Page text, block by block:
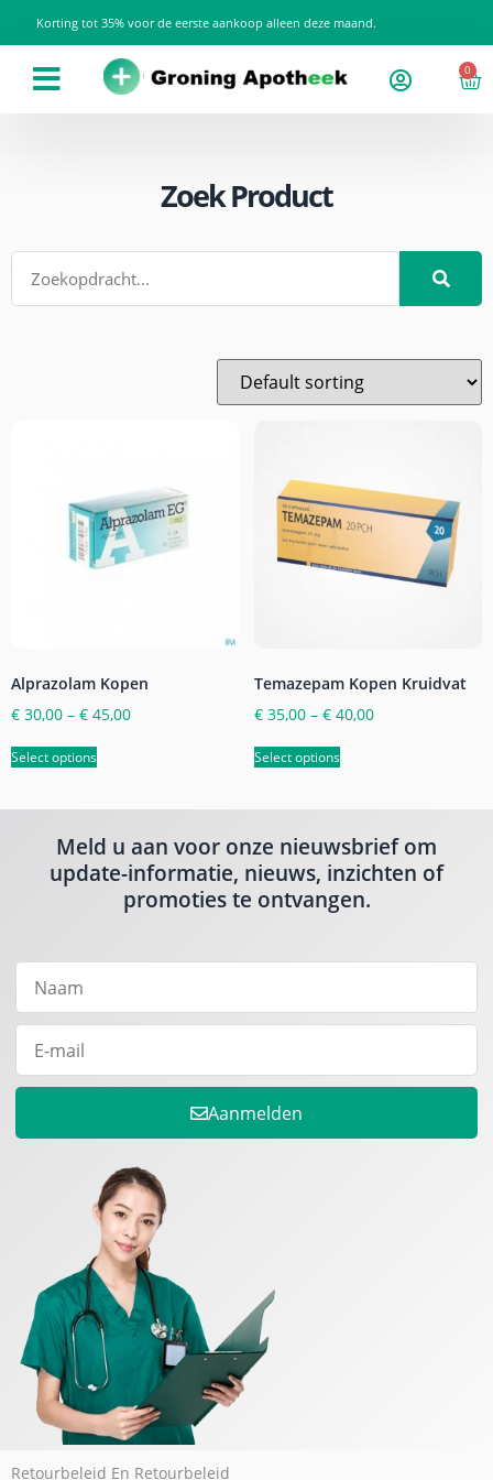
Korting tot 35% voor de eerste aankoop alleen deze maand.
0
Zoek Product
Alprazolam Kopen
€ 30,00 – € 45,00
Select options
Temazepam Kopen Kruidvat
€ 35,00 – € 40,00
Select options
Meld u aan voor onze nieuwsbrief om
update-informatie, nieuws, inzichten of
promoties te ontvangen.
Aanmelden
Retourbeleid En Retourbeleid